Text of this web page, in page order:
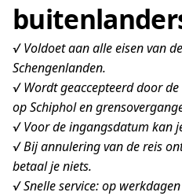
√ Voldoet aan alle eisen van
Schengenlanden.
√ Wordt geaccepteerd door
op Schiphol en
√ Voor de ingangsdatum kan
√ Bij annulering van de reis
betaal je niets.
√ Snelle service: op